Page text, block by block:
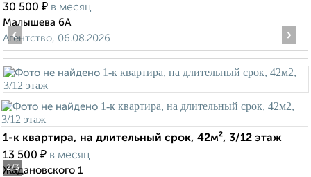
30 500 ₽ в месяц
Малышева 6А
Агентство, 06.08.2026
2/3
‹ ›
1-к квартира, на длительный срок, 42м², 3/12 этаж
13 500 ₽ в месяц
Жадановского 1